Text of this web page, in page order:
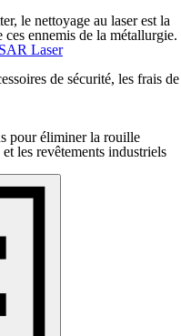
le nettoyage au laser est la
ennemis de la métallurgie.
Laser
de sécurité, les frais de